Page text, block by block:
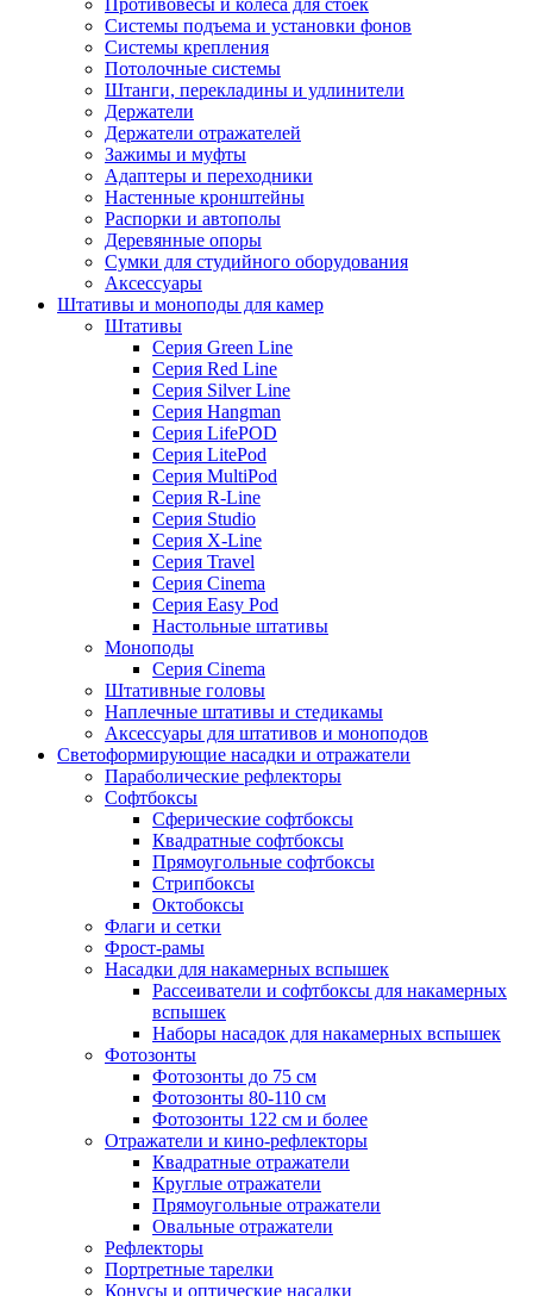
Противовесы и колеса для стоек
Системы подъема и установки фонов
Системы крепления
Потолочные системы
Штанги, перекладины и удлинители
Держатели
Держатели отражателей
Зажимы и муфты
Адаптеры и переходники
Настенные кронштейны
Распорки и автополы
Деревянные опоры
Сумки для студийного оборудования
Аксессуары
Штативы и моноподы для камер
Штативы
Серия Green Line
Серия Red Line
Серия Silver Line
Серия Hangman
Серия LifePOD
Серия LitePod
Серия MultiPod
Серия R-Line
Серия Studio
Серия X-Line
Серия Travel
Серия Cinema
Серия Easy Pod
Настольные штативы
Моноподы
Серия Cinema
Штативные головы
Наплечные штативы и стедикамы
Аксессуары для штативов и моноподов
Светоформирующие насадки и отражатели
Параболические рефлекторы
Софтбоксы
Сферические софтбоксы
Квадратные софтбоксы
Прямоугольные софтбоксы
Стрипбоксы
Октобоксы
Флаги и сетки
Фрост-рамы
Насадки для накамерных вспышек
Рассеиватели и софтбоксы для накамерных
вспышек
Наборы насадок для накамерных вспышек
Фотозонты
Фотозонты до 75 см
Фотозонты 80-110 см
Фотозонты 122 см и более
Отражатели и кино-рефлекторы
Квадратные отражатели
Круглые отражатели
Прямоугольные отражатели
Овальные отражатели
Рефлекторы
Портретные тарелки
Конусы и оптические насадки